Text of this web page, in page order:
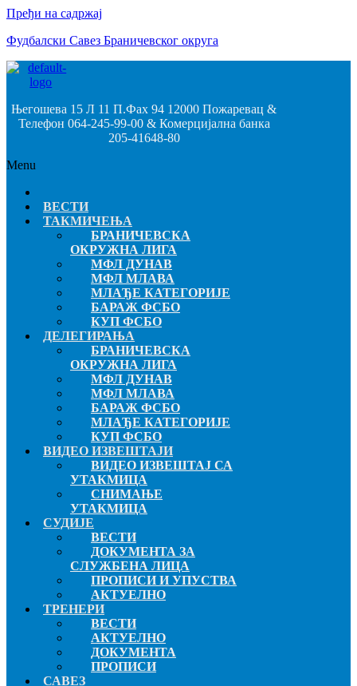
Пређи на садржај
Фудбалски Савез Браничевског округа
Његошева 15 Л 11 П.Фах 94 12000 Пожаревац &
Телефон 064-245-99-00 & Комерцијална банка
205-41648-80
Menu
ВЕСТИ
ТАКМИЧЕЊА
БРАНИЧЕВСКА
ОКРУЖНА ЛИГА
МФЛ ДУНАВ
МФЛ МЛАВА
МЛАЂЕ КАТЕГОРИЈЕ
БАРАЖ ФСБО
КУП ФСБО
ДЕЛЕГИРАЊА
БРАНИЧЕВСКА
ОКРУЖНА ЛИГА
МФЛ ДУНАВ
МФЛ МЛАВА
БАРАЖ ФСБО
МЛАЂЕ КАТЕГОРИЈЕ
КУП ФСБО
ВИДЕО ИЗВЕШТАЈИ
ВИДЕО ИЗВЕШТАЈ СА
УТАКМИЦА
СНИМАЊЕ
УТАКМИЦА
СУДИЈЕ
ВЕСТИ
ДОКУМЕНТА ЗА
СЛУЖБЕНА ЛИЦА
ПРОПИСИ И УПУСТВА
АКТУЕЛНО
ТРЕНЕРИ
ВЕСТИ
АКТУЕЛНО
ДОКУМЕНТА
ПРОПИСИ
САВЕЗ